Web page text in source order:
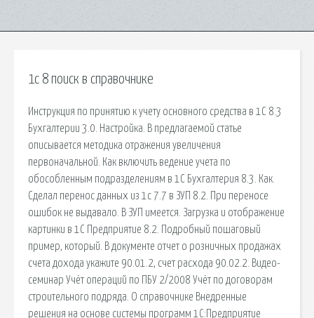
1с 8 поиск в справочнике
Инструкция по принятию к учету основного средства в 1С 8.3
Бухгалтерии 3.0. Настройка. В предлагаемой статье
описывается методика отражения увеличения
первоначальной. Как включить ведение учета по
обособленным подразделениям в 1С Бухгалтерия 8.3. Как.
Сделал перенос данных из 1с 7.7 в ЗУП 8.2. При переносе
ошибок не выдавало. В ЗУП имеется. Загрузка и отображение
картинки в 1С Предприятие 8.2. Подробный пошаговый
пример, который. В документе отчет о розничных продажах
счета дохода укажите 90.01.2, счет расхода 90.02.2. Видео-
семинар Учёт операций по ПБУ 2/2008 Учёт по договорам
строительного подряда. О справочнике Внедренные
решения на основе системы программ 1С:Предприятие